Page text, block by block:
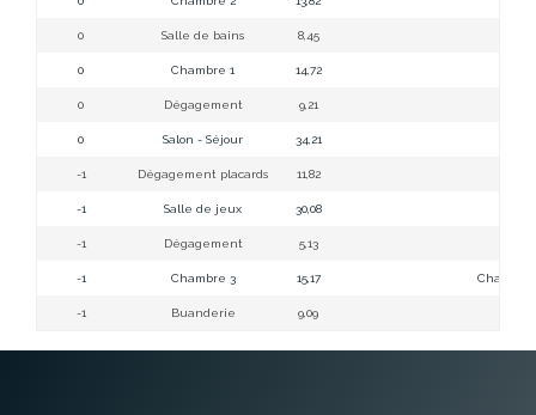
0 Salle de bains 8,45
0 Chambre 1 14,72
0 Dégagement 9,21
0 Salon - Séjour 34,21
-1 Dégagement placards 11,82
-1 Salle de jeux 30,08
-1 Dégagement 5,13
-1 Chambre 3 15,17 Chambre
-1 Buanderie 9,09